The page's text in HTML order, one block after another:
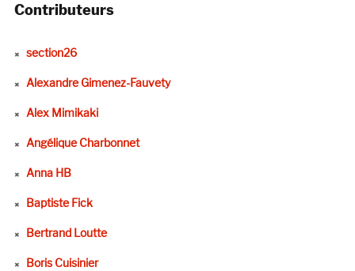
Contributeurs
section26
Alexandre Gimenez-Fauvety
Alex Mimikaki
Angélique Charbonnet
Anna HB
Baptiste Fick
Bertrand Loutte
Boris Cuisinier